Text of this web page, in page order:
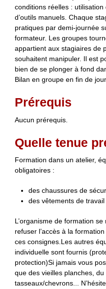
conditions réelles :
d’outils manuels. Chaque
pratiques par demi-journée
formateur. Les groupes
appartient aux stagiaires de
souhaitent manipuler. Il est
bien de se plonger à fond
Bilan en groupe en fin de
Prérequis
Aucun prérequis.
Quelle tenue
Formation dans un atelier,
obligatoires :
des chaussures de
des vêtements de
L’organisme de formation
refuser l’accès à la
ces consignes.Les autres
individuelle sont fournis
protection)Si jamais vous
que des vieilles planches,
tasseaux/chevrons...